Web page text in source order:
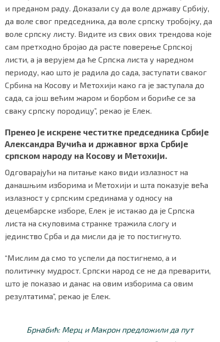
и преданом раду. Доказали су да воле државу Србију,
да воле свог председника, да воле српску тробојку, да
воле српску листу. Видите из свих ових трендова које
сам претходно бројао да расте поверење Српској
листи, а ја верујем да ће Српска листа у наредном
периоду, као што је радила до сада, заступати сваког
Србина на Косову и Метохији како га је заступала до
сада, са још већим жаром и борбом и бориће се за
сваку српску породицу”, рекао је Елек.
Пренео је искрене честитке председника Србије
Александра Вучића и државног врха Србије
српском народу на Косову и Метохији.
Одговарајући на питање како види излазност на
данашњим изборима и Метохији и шта показује већа
излазност у српским срединама у односу на
децембарске изборе, Елек је истакао да је Српска
листа на скуповима странке тражила слогу и
јединство Срба и да мисли да је то постигнуто.
“Мислим да смо то успели да постигнемо, а и
политичку мудрост. Српски народ се не да преварити,
што је показао и данас на овим изборима са овим
резултатима”, рекао је Елек.
Брнабић: Мерц и Макрон предложили да пут